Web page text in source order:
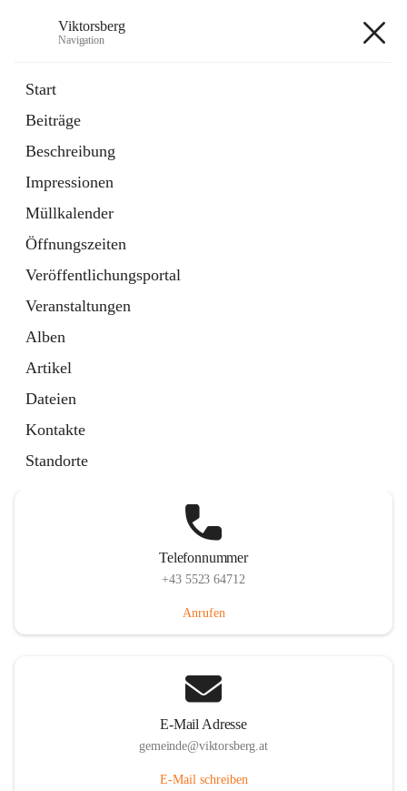
Viktorsberg
Navigation
Start
Beiträge
Beschreibung
Impressionen
Müllkalender
Öffnungszeiten
Veröffentlichungsportal
Veranstaltungen
Alben
Artikel
Dateien
Kontakte
Standorte
1 Schnellzugriff
Bürgerservice
10 Schnellzugriffe
Telefonnummer
+43 5523 64712
Anrufen
E-Mail Adresse
gemeinde@viktorsberg.at
E-Mail schreiben